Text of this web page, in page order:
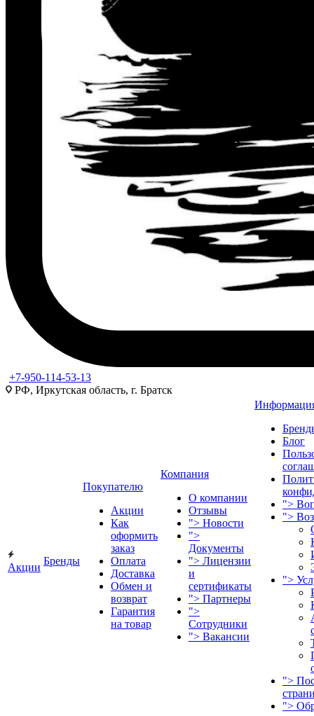
+7-950-114-53-13
РФ, Иркутская область, г. Братск
Акции
Бренды
Покупателю
Акции
Как
оформить
заказ
Оплата
Доставка
Обмен и
возврат
Гарантия
на товар
Компания
О компании
Отзывы
"> Новости
">
Документы
"> Лицензии
и
сертификаты
"> Партнеры
">
Сотрудники
"> Вакансии
Блог
">
">
">
">
">